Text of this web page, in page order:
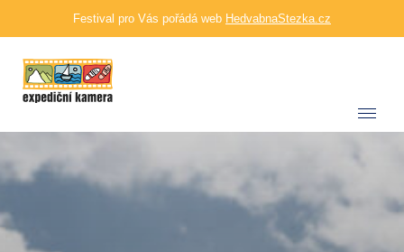
Festival pro Vás pořádá web HedvabnaStezka.cz